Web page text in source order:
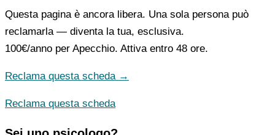
Questa pagina è ancora libera. Una sola persona può
reclamarla — diventa la tua, esclusiva.
100€/anno per Apecchio. Attiva entro 48 ore.
Reclama questa scheda →
Reclama questa scheda